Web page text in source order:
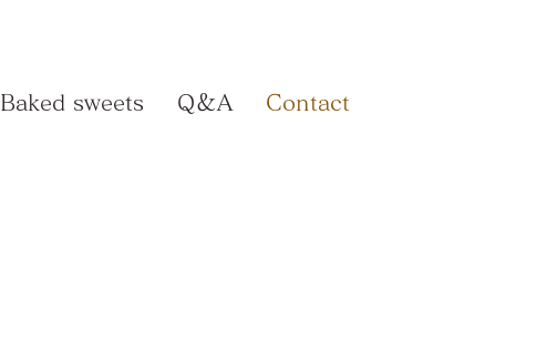
Baked sweets Q＆A Contact